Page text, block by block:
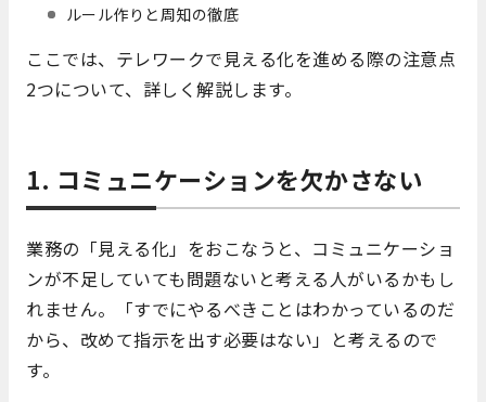
ルール作りと周知の徹底
ここでは、テレワークで見える化を進める際の注意点
2つについて、詳しく解説します。
1. コミュニケーションを欠かさない
業務の「見える化」をおこなうと、コミュニケーショ
ンが不足していても問題ないと考える人がいるかもし
れません。「すでにやるべきことはわかっているのだ
から、改めて指示を出す必要はない」と考えるので
す。